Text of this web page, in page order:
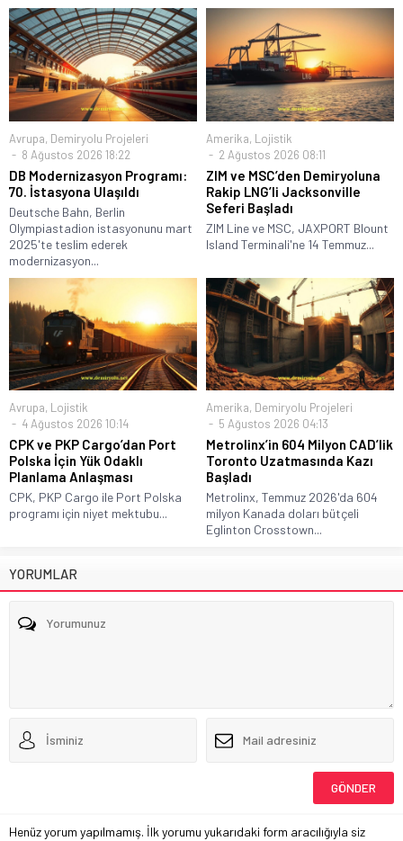
Avrupa, Demiryolu Projeleri
8 Ağustos 2026 18:22
DB Modernizasyon Programı:
70. İstasyona Ulaşıldı
Deutsche Bahn, Berlin
Olympiastadion istasyonunu mart
2025'te teslim ederek
modernizasyon...
Amerika, Lojistik
2 Ağustos 2026 08:11
ZIM ve MSC’den Demiryoluna
Rakip LNG’li Jacksonville
Seferi Başladı
ZIM Line ve MSC, JAXPORT Blount
Island Terminali'ne 14 Temmuz...
Avrupa, Lojistik
4 Ağustos 2026 10:14
CPK ve PKP Cargo’dan Port
Polska İçin Yük Odaklı
Planlama Anlaşması
CPK, PKP Cargo ile Port Polska
programı için niyet mektubu...
Amerika, Demiryolu Projeleri
5 Ağustos 2026 04:13
Metrolinx’in 604 Milyon CAD’lik
Toronto Uzatmasında Kazı
Başladı
Metrolinx, Temmuz 2026'da 604
milyon Kanada doları bütçeli
Eglinton Crosstown...
YORUMLAR
Henüz yorum yapılmamış. İlk yorumu yukarıdaki form aracılığıyla siz